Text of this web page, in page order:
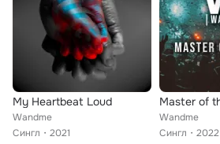
My Heartbeat Loud
Wandme
Сингл
2021
Master of
Wandme
Сингл
2022